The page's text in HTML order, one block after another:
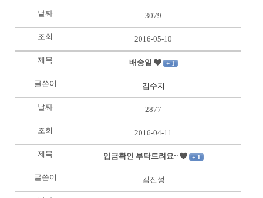
3079
2016-05-10
배송일 + 1
김수지
2877
2016-04-11
입금확인 부탁드려요~ + 1
김진성